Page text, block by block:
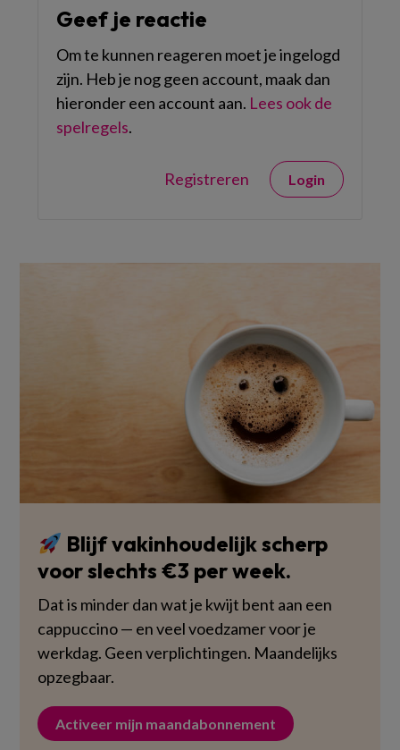
Geef je reactie
Om te kunnen reageren moet je ingelogd
zijn. Heb je nog geen account, maak dan
hieronder een account aan. Lees ook de
spelregels.
Registreren Login
Blijf vakinhoudelijk scherp
voor slechts €3 per week.
Dat is minder dan wat je kwijt bent aan een
cappuccino — en veel voedzamer voor je
werkdag. Geen verplichtingen. Maandelijks
opzegbaar.
Activeer mijn maandabonnement